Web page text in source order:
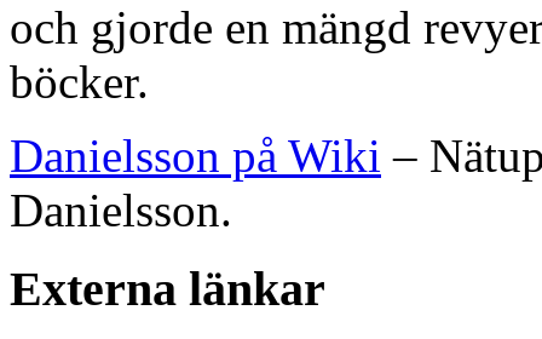
och gjorde en mängd
böcker.
Danielsson på Wiki –
Danielsson.
Externa länkar